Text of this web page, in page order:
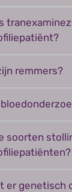
remmers?
soorten
er genetisch